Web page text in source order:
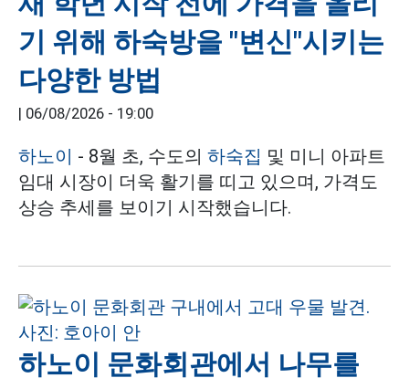
기 위해 하숙방을 "변신"시키는
다양한 방법
| 06/08/2026 - 19:00
하노이 - 8월 초, 수도의 하숙집 및 미니 아파트
임대 시장이 더욱 활기를 띠고 있으며, 가격도
상승 추세를 보이기 시작했습니다.
하노이 문화회관에서 나무를